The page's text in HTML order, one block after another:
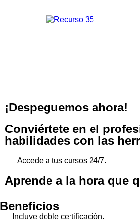
¡Despeguemos ahora!
Conviértete en el
habilidades con las
Accede a tus cursos 24/7.
Aprende a la hora que
Beneficios
Incluye doble certificación.